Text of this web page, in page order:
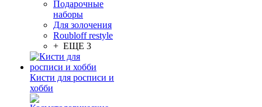
Подарочные
наборы
Для золочения
Roubloff restyle
+ ЕЩЕ 3
Кисти для росписи и
хобби